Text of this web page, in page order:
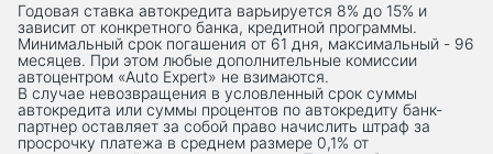
Годовая ставка автокредита варьируется 8% до 15% и
зависит от конкретного банка, кредитной программы.
Минимальный срок погашения от 61 дня, максимальный - 96
месяцев. При этом любые дополнительные комиссии
автоцентром «Auto Expert» не взимаются.
В случае невозвращения в условленный срок суммы
автокредита или суммы процентов по автокредиту банк-
партнер оставляет за собой право начислить штраф за
просрочку платежа в среднем размере 0,1% от